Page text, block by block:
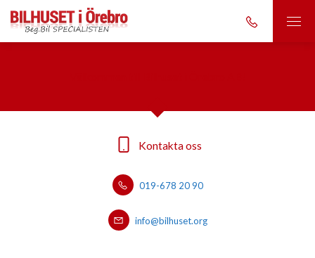
Kontakta oss
019-678 20 90
info@bilhuset.org